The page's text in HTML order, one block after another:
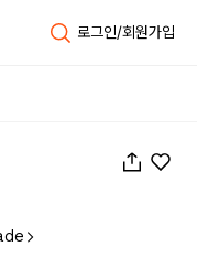
로그인/회원가입